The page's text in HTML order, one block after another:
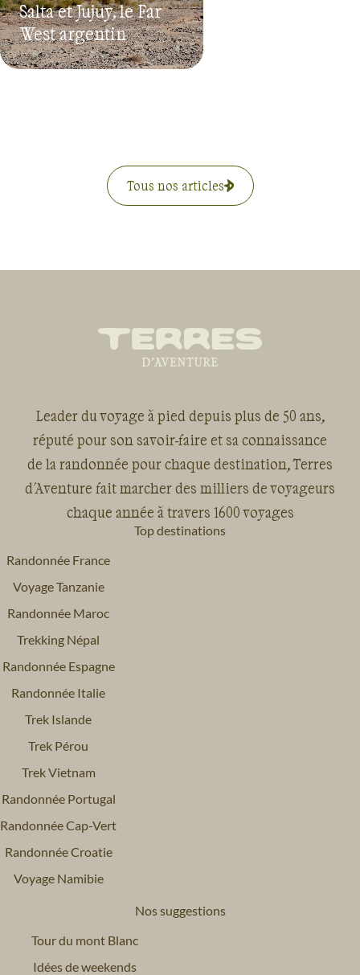
Salta et Jujuy, le Far
West argentin
Tous nos articles
Leader du voyage à pied depuis plus de 50 ans,
réputé pour son savoir-faire et sa connaissance
de la randonnée pour chaque destination, Terres
d'Aventure fait marcher des milliers de voyageurs
chaque année à travers 1600 voyages
Top destinations
Randonnée France
Voyage Tanzanie
Randonnée Maroc
Trekking Népal
Randonnée Espagne
Randonnée Italie
Trek Islande
Trek Pérou
Trek Vietnam
Randonnée Portugal
Randonnée Cap-Vert
Randonnée Croatie
Voyage Namibie
Nos suggestions
Tour du mont Blanc
Idées de weekends